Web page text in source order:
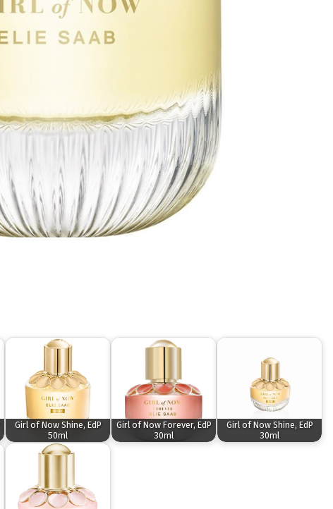
Girl of Now Shine, EdP
50ml
Girl of Now Forever, EdP
30ml
Girl of Now Shine, EdP
30ml